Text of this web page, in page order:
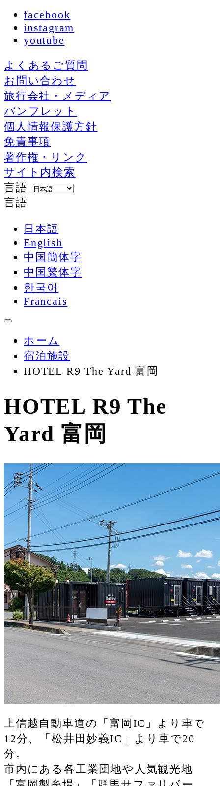
facebook
instagram
youtube
よくあるご質問
お問い合わせ
旅行会社・メディア
パンフレット
個人情報保護方針
免責事項
著作権・リンク
サイト内検索
言語
言語
日本語
English
中国簡体字
中国繁体字
한국어
Francais
ホーム
宿泊施設
HOTEL R9 The Yard 富岡
HOTEL R9 The
Yard 富岡
上信越自動車道の「富岡IC」より車で
12分、「松井田妙義IC」より車で20
分。
市内にある各工業団地や人気観光地